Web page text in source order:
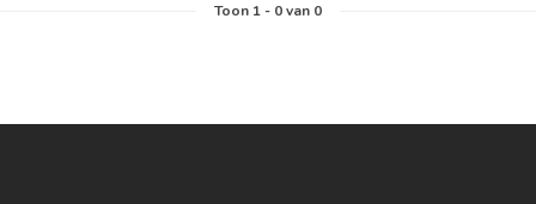
Toon 1- 0van 0